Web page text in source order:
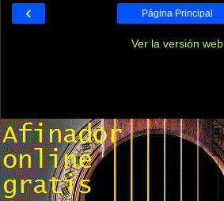
‹ Página Principal
Ver la versión web